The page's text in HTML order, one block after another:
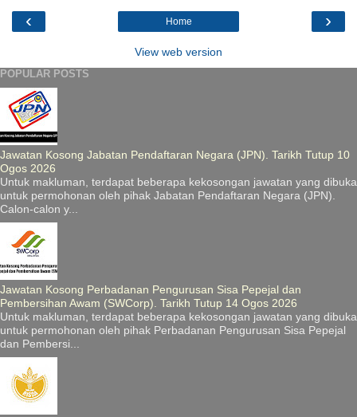
‹ ›
Home
View web version
POPULAR POSTS
Jawatan Kosong Jabatan Pendaftaran Negara (JPN). Tarikh Tutup 10
Ogos 2026
Untuk makluman, terdapat beberapa kekosongan jawatan yang dibuka
untuk permohonan oleh pihak Jabatan Pendaftaran Negara (JPN).
Calon-calon y...
Jawatan Kosong Perbadanan Pengurusan Sisa Pepejal dan
Pembersihan Awam (SWCorp). Tarikh Tutup 14 Ogos 2026
Untuk makluman, terdapat beberapa kekosongan jawatan yang dibuka
untuk permohonan oleh pihak Perbadanan Pengurusan Sisa Pepejal
dan Pembersi...